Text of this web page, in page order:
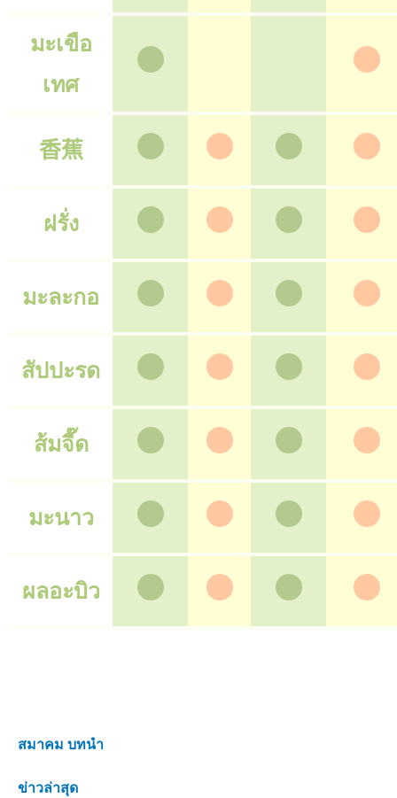
มะเขือ
เทศ
香蕉
ฝรั่ง
มะละกอ
สัปปะรด
ส้มจี๊ด
มะนาว
ผลอะบิว
สมาคม บทนำ
ข่าวล่าสุด